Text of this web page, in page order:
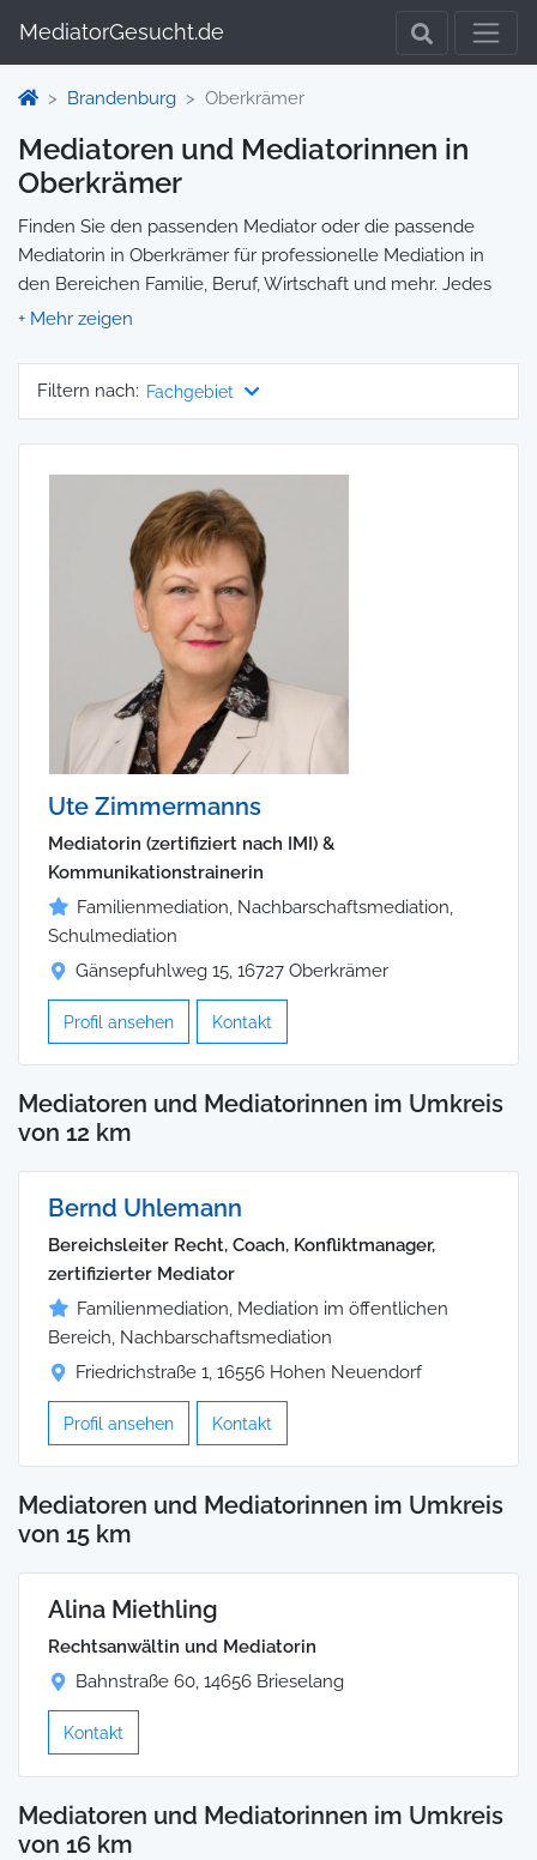
MediatorGesucht.de
Brandenburg Oberkrämer
Mediatoren und Mediatorinnen in
Oberkrämer
Finden Sie den passenden Mediator oder die passende
Mediatorin in Oberkrämer für professionelle Mediation in
den Bereichen Familie, Beruf, Wirtschaft und mehr. Jedes
Profil enthält Informationen zu Qualifikationen und
Ihre Mediation auswählen und direkt kontaktieren können.
Wir selbst vermitteln keine Mediationen, sondern stellen die
Filtern nach: Fachgebiet
Ute Zimmermanns
Mediatorin (zertifiziert nach IMI) &
Kommunikationstrainerin
Familienmediation, Nachbarschaftsmediation,
Schulmediation
Gänsepfuhlweg 15, 16727 Oberkrämer
Profil ansehen Kontakt
Mediatoren und Mediatorinnen im Umkreis
von 12 km
Bernd Uhlemann
Bereichsleiter Recht, Coach, Konfliktmanager,
zertifizierter Mediator
Familienmediation, Mediation im öffentlichen
Bereich, Nachbarschaftsmediation
Friedrichstraße 1, 16556 Hohen Neuendorf
Profil ansehen Kontakt
Mediatoren und Mediatorinnen im Umkreis
von 15 km
Alina Miethling
Rechtsanwältin und Mediatorin
Bahnstraße 60, 14656 Brieselang
Kontakt
Mediatoren und Mediatorinnen im Umkreis
von 16 km